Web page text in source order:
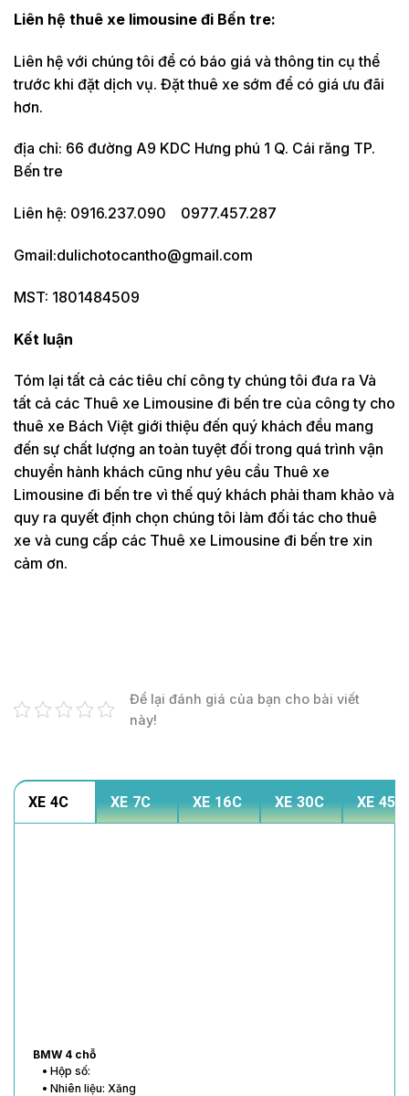
Liên hệ thuê xe limousine đi Bến tre:
Liên hệ với chúng tôi để có báo giá và thông tin cụ thể
trước khi đặt dịch vụ. Đặt thuê xe sớm để có giá ưu đãi
hơn.
địa chỉ: 66 đường A9 KDC Hưng phú 1 Q. Cái răng TP.
Bến tre
Liên hệ: 0916.237.090 0977.457.287
Gmail:dulichotocantho@gmail.com
MST: 1801484509
Kết luận
Tóm lại tất cả các tiêu chí công ty chúng tôi đưa ra Và
tất cả các Thuê xe Limousine đi bến tre của công ty cho
thuê xe Bách Việt giới thiệu đến quý khách đều mang
đến sự chất lượng an toàn tuyệt đối trong quá trình vận
chuyển hành khách cũng như yêu cầu Thuê xe
Limousine đi bến tre vì thế quý khách phải tham khảo và
quy ra quyết định chọn chúng tôi làm đối tác cho thuê
xe và cung cấp các Thuê xe Limousine đi bến tre xin
cảm ơn.
Để lại đánh giá của bạn cho bài viết
này!
XE 4C XE 7C XE 16C XE 30C XE 45C
BMW 4 chỗ
• Hộp số:
• Nhiên liệu: Xăng